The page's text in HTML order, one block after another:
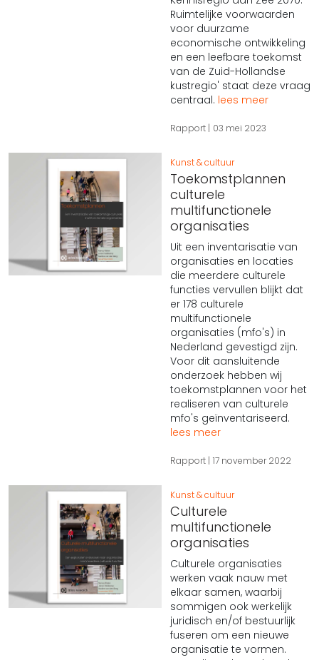
Ruimtelijke voorwaarden
voor duurzame
economische ontwikkeling
en een leefbare toekomst
van de Zuid-Hollandse
kustregio' staat deze vraag
centraal. lees meer
Rapport 03 mei 2023
Kunst & cultuur
Toekomstplannen
culturele
multifunctionele
organisaties
Uit een inventarisatie van
organisaties en locaties
die meerdere culturele
functies vervullen blijkt dat
er 178 culturele
multifunctionele
organisaties (mfo's) in
Nederland gevestigd zijn.
Voor dit aansluitende
onderzoek hebben wij
toekomstplannen voor het
realiseren van culturele
mfo's geïnventariseerd.
lees meer
Rapport 17 november 2022
Kunst & cultuur
Culturele
multifunctionele
organisaties
Culturele organisaties
werken vaak nauw met
elkaar samen, waarbij
sommigen ook werkelijk
juridisch en/of bestuurlijk
fuseren om een nieuwe
organisatie te vormen.